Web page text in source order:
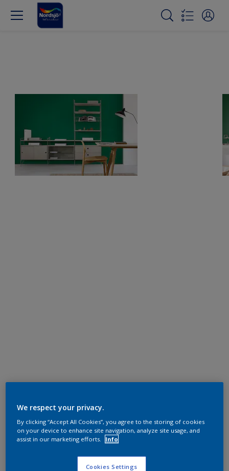
We respect your privacy.
By clicking “Accept All Cookies”, you agree to the storing of cookies
on your device to enhance site navigation, analyze site usage, and
assist in our marketing efforts.
Info
Cookies Settings